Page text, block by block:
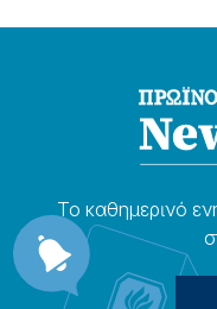
Το καθημερɩνό